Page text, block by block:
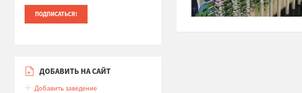
ДОБАВИТЬ НА САЙТ
Добавить заведение